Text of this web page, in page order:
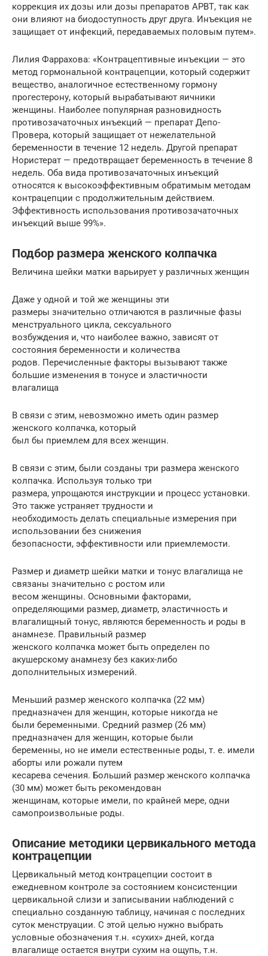
коррекция их дозы или дозы препаратов АРВТ, так как
они влияют на биодоступность друг друга. Инъекция не
защищает от инфекций, передаваемых половым путем».
Лилия Фаррахова: «Контрацептивные инъекции — это
метод гормональной контрацепции, который содержит
вещество, аналогичное естественному гормону
прогестерону, который вырабатывают яичники
женщины. Наиболее популярная разновидность
противозачаточных инъекций — препарат Депо-
Провера, который защищает от нежелательной
беременности в течение 12 недель. Другой препарат
Нористерат — предотвращает беременность в течение 8
недель. Оба вида противозачаточных инъекций
относятся к высокоэффективным обратимым методам
контрацепции с продолжительным действием.
Эффективность использования противозачаточных
инъекций выше 99%».
Подбор размера женского колпачка
Величина шейки матки варьирует у различных женщин
Даже у одной и той же женщины эти
размеры значительно отличаются в различные фазы
менструального цикла, сексуального
возбуждения и, что наиболее важно, зависят от
состояния беременности и количества
родов. Перечисленные факторы вызывают также
большие изменения в тонусе и эластичности
влагалища
В связи с этим, невозможно иметь один размер
женского колпачка, который
был бы приемлем для всех женщин.
В связи с этим, были созданы три размера женского
колпачка. Используя только три
размера, упрощаются инструкции и процесс установки.
Это также устраняет трудности и
необходимость делать специальные измерения при
использовании без снижения
безопасности, эффективности или приемлемости.
Размер и диаметр шейки матки и тонус влагалища не
связаны значительно с ростом или
весом женщины. Основными факторами,
определяющими размер, диаметр, эластичность и
влагалищный тонус, являются беременность и роды в
анамнезе. Правильный размер
женского колпачка может быть определен по
акушерскому анамнезу без каких-либо
дополнительных измерений.
Меньший размер женского колпачка (22 мм)
предназначен для женщин, которые никогда не
были беременными. Средний размер (26 мм)
предназначен для женщин, которые были
беременны, но не имели естественные роды, т. е. имели
аборты или рожали путем
кесарева сечения. Больший размер женского колпачка
(30 мм) может быть рекомендован
женщинам, которые имели, по крайней мере, одни
самопроизвольные роды.
Описание методики цервикального метода
контрацепции
Цервикальный метод контрацепции состоит в
ежедневном контроле за состоянием консистенции
цервикальной слизи и записывании наблюдений с
специально созданную таблицу, начиная с последних
суток менструации. С этой целью нужно выбрать
условные обозначения т.н. «сухих» дней, когда
влагалище остается внутри сухим на ощупь, т.н.